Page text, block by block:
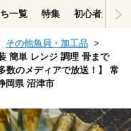
一覧 特集 初心者ガイド
その他魚貝・加工品
簡単 レンジ 調理 骨まで
数のメディアで放送！】 常
岡県 沼津市